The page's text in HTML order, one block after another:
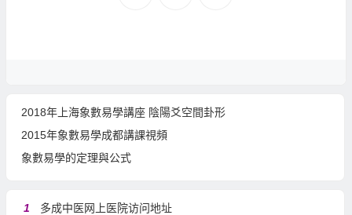
2018年上海象數易學講座 陰陽爻空間卦形
2015年象數易學成都講課視頻
象數易學的定理與公式
1
多成中医网上医院访问地址